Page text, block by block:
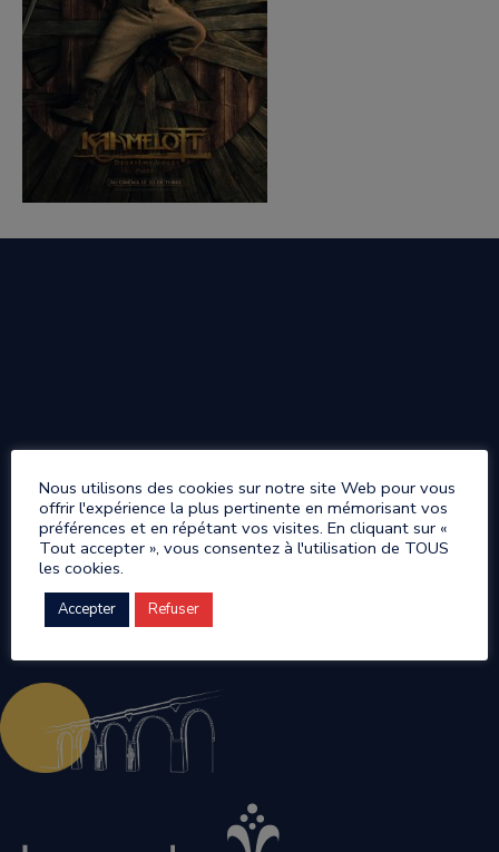
Nous utilisons des cookies sur notre site Web pour vous
offrir l'expérience la plus pertinente en mémorisant vos
préférences et en répétant vos visites. En cliquant sur «
Tout accepter », vous consentez à l'utilisation de TOUS
les cookies.
Accepter Refuser